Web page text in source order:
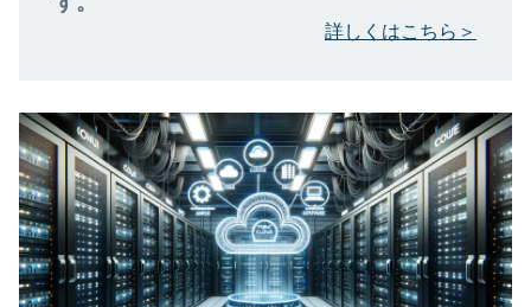
詳しくはこちら＞